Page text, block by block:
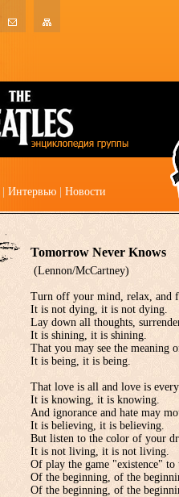
Интервью Новости
Tomorrow Never Knows
(Lennon/McCartney)
Turn off your mind, relax, and
It is not dying, it is not dying.
Lay down all thoughts,
It is shining, it is shining.
That you may see the meaning
It is being, it is being.
That love is all and love is
It is knowing, it is knowing.
And ignorance and hate may
It is believing, it is believing.
But listen to the color of your
It is not living, it is not living.
Of play the game "existence" to
Of the beginning, of the
Of the beginning, of the